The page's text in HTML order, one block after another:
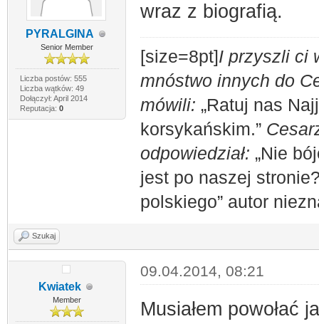
PYRALGINA
Senior Member
Liczba postów: 555
Liczba wątków: 49
Dołączył: April 2014
Reputacja: 0
wraz z biografią.
[size=8pt]I przyszli ci
mnóstwo innych do
mówili: „Ratuj nas
korsykańskim.”
odpowiedział: „Nie
jest po naszej
polskiego” autor
Szukaj
Kwiatek
Member
09.04.2014, 08:21
Musiałem powołać